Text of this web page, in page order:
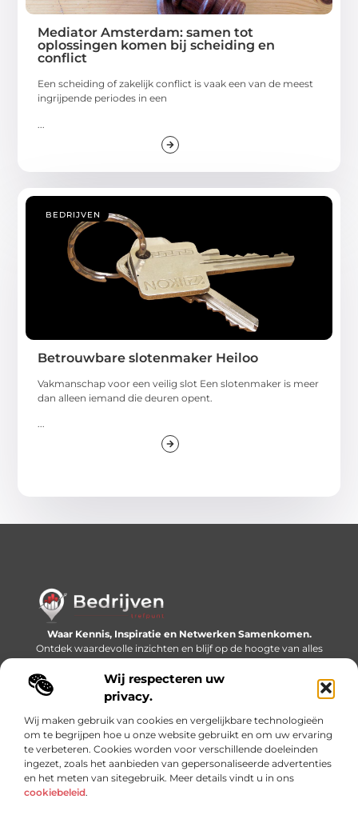
Wij respecteren uw
privacy.
Wij maken gebruik van cookies en vergelijkbare technologieën
om te begrijpen hoe u onze website gebruikt en om uw ervaring
te verbeteren. Cookies worden voor verschillende doeleinden
ingezet, zoals het aanbieden van gepersonaliseerde advertenties
en het meten van sitegebruik. Meer details vindt u in ons
cookiebeleid.
Mediator Amsterdam: samen tot
oplossingen komen bij scheiding en
conflict
Een scheiding of zakelijk conflict is vaak een van de meest
ingrijpende periodes in een
BEDRIJVEN
Betrouwbare slotenmaker Heiloo
Vakmanschap voor een veilig slot Een slotenmaker is meer
dan alleen iemand die deuren opent.
Waar Kennis, Inspiratie en Netwerken Samenkomen.
Ontdek waardevolle inzichten en blijf op de hoogte van alles
wat er speelt in de wereld.
Bericht categorie
Onze informatie